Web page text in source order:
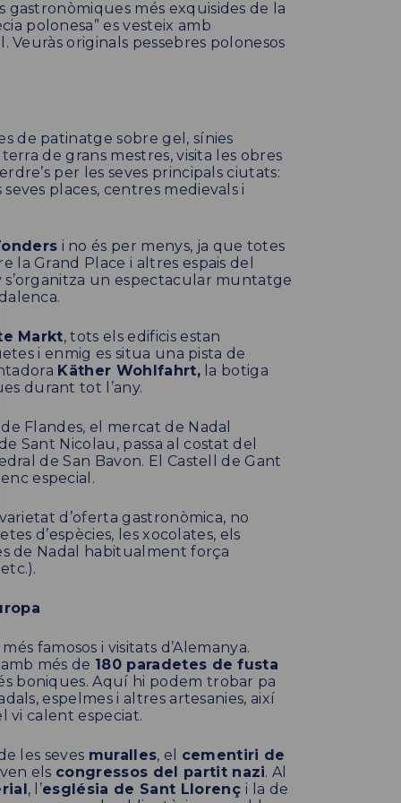
més exquisides de la
polonesa” es vesteix amb
originals pessebres polonesos
de patinatge sobre gel, sínies
de grans mestres, visita les obres
per les seves principals ciutats:
places, centres medievals i
i no és per menys, ja que totes
la Grand Place i altres espais del
un espectacular muntatge
Markt, tots els edificis estan
i enmig es situa una pista de
Käther Wohlfahrt,la botiga
durant tot l’any.
Flandes, el mercat de Nadal
Sant Nicolau, passa al costat del
de San Bavon. El Castell de Gant
especial.
d’oferta gastronòmica, no
d’espècies, les xocolates, els
de Nadal habitualment força
famosos i visitats d’Alemanya.
més de 180 paradetes de fusta
boniques. Aquí hi podem trobar pa
espelmes i altres artesanies, així
vi calent especiat.
les seves muralles, el cementiri de
els congressos del partit nazi. Al
, l’església de Sant Llorençi la de